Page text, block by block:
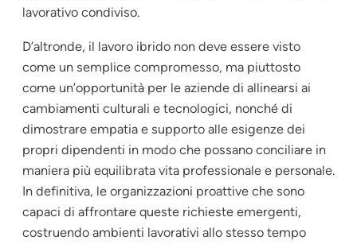
lavorativo condiviso.
D’altronde, il lavoro ibrido non deve essere visto
come un semplice compromesso, ma piuttosto
come un’opportunità per le aziende di allinearsi ai
cambiamenti culturali e tecnologici, nonché di
dimostrare empatia e supporto alle esigenze dei
propri dipendenti in modo che possano conciliare in
maniera più equilibrata vita professionale e personale.
In definitiva, le organizzazioni proattive che sono
capaci di affrontare queste richieste emergenti,
costruendo ambienti lavorativi allo stesso tempo